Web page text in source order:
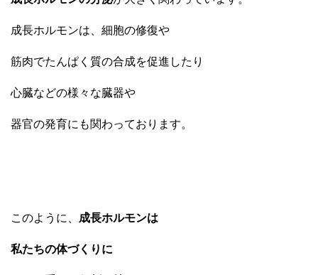
成長ホルモンは、細胞の修復や
筋肉でたんぱく質の合成を促進したり
心臓などの様々な臓器や
器官の発育にも関わっております。
このように、 成長ホルモンは
私たちの体づくりに